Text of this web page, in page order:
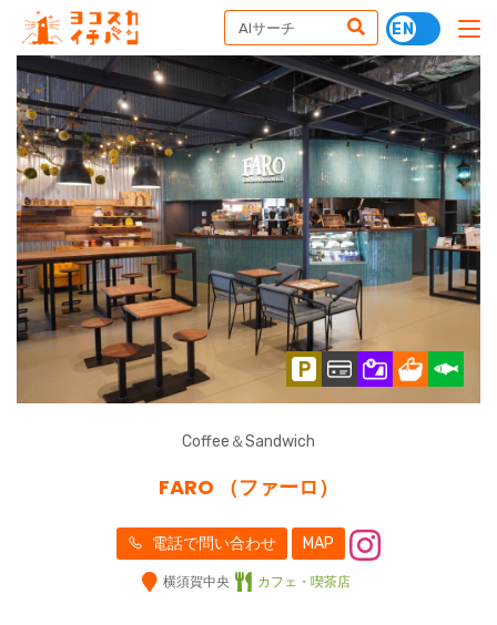
Coffee＆Sandwich
FARO （ファーロ）
電話で問い合わせ MAP
横須賀中央 カフェ・喫茶店